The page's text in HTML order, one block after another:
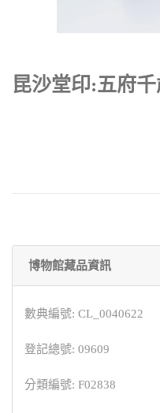
昆沙堂印:五府
博物館藏品資訊
數典編號: CL_0040622
登記總號: 09609
分類編號: F02838